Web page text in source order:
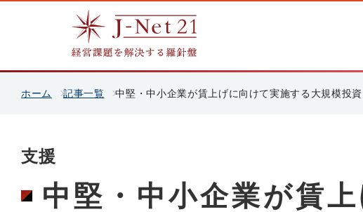
ホーム 記事一覧 中堅・中小企業が賃上げに向けて実施する大規模投
支援
中堅・中小企業が賃